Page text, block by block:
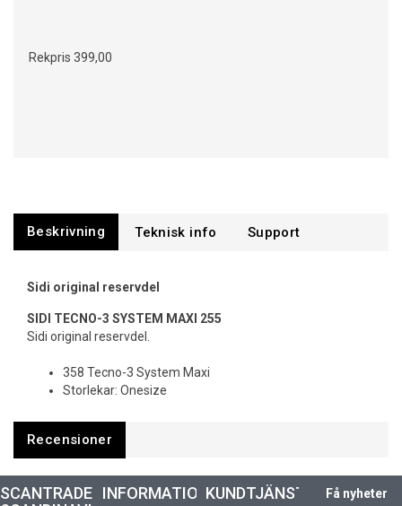
Rekpris 399,00
Beskrivning Support
Sidi original reservdel
SIDI TECNO-3 SYSTEM MAXI 255
Sidi original reservdel.
358 Tecno-3 System Maxi
Storlekar: Onesize
Recensioner
SCANTRADE INFORMATIONKUNDTJÄNST
Få nyheter